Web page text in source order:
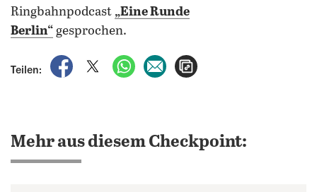
Ringbahnpodcast „Eine Runde
Berlin“ gesprochen.
Teilen:
auf Facebook teilen
auf X teilenper WhatsApp teilen
per E-Mail teilen
Mehr aus diesem Checkpoint: